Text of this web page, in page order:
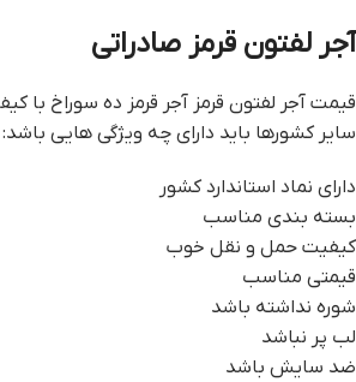
آجر لفتون قرمز صادراتی
قيمت آجر لفتون قرمز آجر قرمز ده سوراخ با
سایر کشورها باید دارای چه ویژگی هایی باشد:
دارای نماد استاندارد کشور
بسته بندی مناسب
کیفیت حمل و نقل خوب
قیمتی مناسب
شوره نداشته باشد
لب پر نباشد
ضد سایش باشد